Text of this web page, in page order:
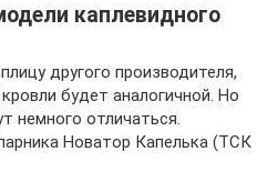
каплевидного
другого производителя,
будет аналогичной. Но
немного отличаться.
Новатор Капелька (ТСК